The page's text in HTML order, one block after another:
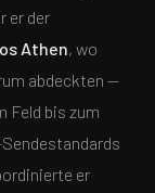
er der
Athen, wo
abdeckten —
Feld bis zum
er